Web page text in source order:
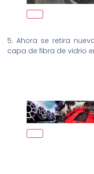
5. Ahora se retira
capa de fibra de vidrio